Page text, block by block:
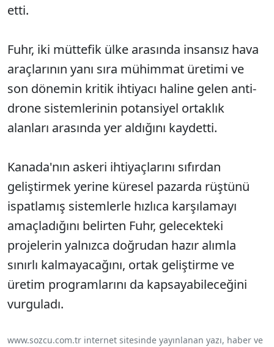
etti.
Fuhr, iki müttefik ülke arasında insansız hava
araçlarının yanı sıra mühimmat üretimi ve
son dönemin kritik ihtiyacı haline gelen anti-
drone sistemlerinin potansiyel ortaklık
alanları arasında yer aldığını kaydetti.
Kanada'nın askeri ihtiyaçlarını sıfırdan
geliştirmek yerine küresel pazarda rüştünü
ispatlamış sistemlerle hızlıca karşılamayı
amaçladığını belirten Fuhr, gelecekteki
projelerin yalnızca doğrudan hazır alımla
sınırlı kalmayacağını, ortak geliştirme ve
üretim programlarını da kapsayabileceğini
vurguladı.
www.sozcu.com.tr internet sitesinde yayınlanan yazı, haber ve